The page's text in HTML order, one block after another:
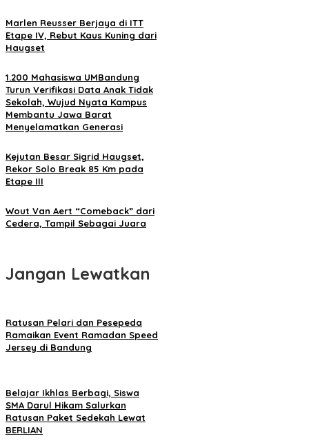
Marlen Reusser Berjaya di ITT
Etape IV, Rebut Kaus Kuning dari
Haugset
1.200 Mahasiswa UMBandung
Turun Verifikasi Data Anak Tidak
Sekolah, Wujud Nyata Kampus
Membantu Jawa Barat
Menyelamatkan Generasi
Kejutan Besar Sigrid Haugset,
Rekor Solo Break 85 Km pada
Etape III
Wout Van Aert “Comeback” dari
Cedera, Tampil Sebagai Juara
Jangan Lewatkan
Ratusan Pelari dan Pesepeda
Ramaikan Event Ramadan Speed
Jersey di Bandung
Belajar Ikhlas Berbagi, Siswa
SMA Darul Hikam Salurkan
Ratusan Paket Sedekah Lewat
BERLIAN